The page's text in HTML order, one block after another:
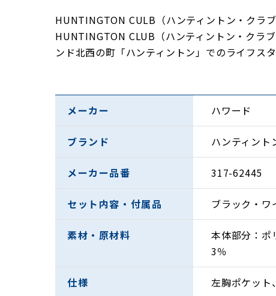
HUNTINGTON CULB（ハンティントン・クラブ
HUNTINGTON CLUB（ハンティントン・クラ
ンド北西の町「ハンティントン」でのライフス
メーカー ハワード
ブランド ハンティント
メーカー品番 317-62445
セット内容・付属品 ブラック・ワ
素材・原材料
本体部分：
3％
仕様 左胸ポケット